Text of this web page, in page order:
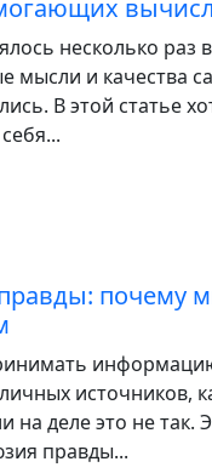
несколько раз
мысли и качества
В этой статье
почему
источников,
на деле это не так.
правды...